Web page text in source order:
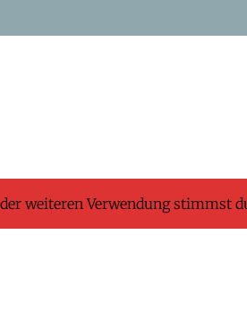
weiteren Verwendung stimmst